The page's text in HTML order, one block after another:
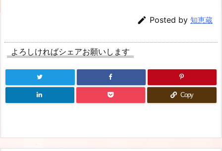
 Posted by 知恵蔵
よろしければシェアお願いします
Copy